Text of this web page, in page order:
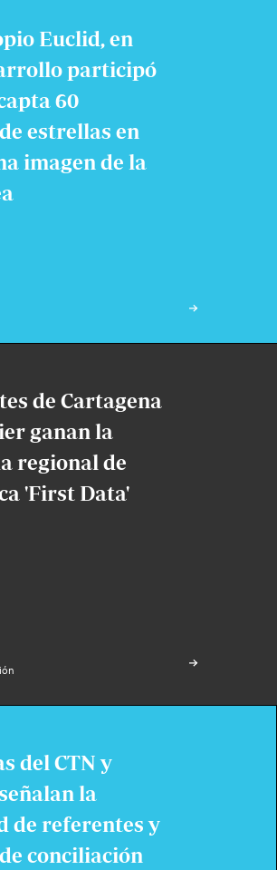
Euclid, en
participó
60
estrellas en
imagen de la
de Cartagena
ganan la
regional de
'First Data'
del CTN y
la
de referentes y
conciliación